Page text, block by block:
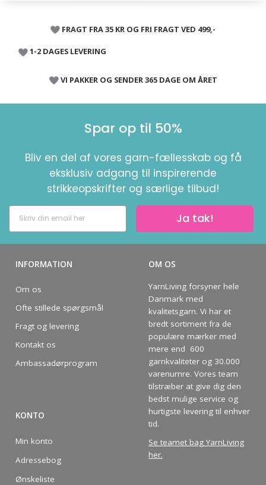
FRAGT FRA 35 KR OG FRI FRAGT VED 499,-
1-2 DAGES LEVERING
VI PAKKER OG SENDER 365 DAGE OM ÅRET
Spar op til 50%
Bliv en del af vores garn-fællesskab og få
eksklusiv adgang til inspirerende
strikkeopskrifter og særlige tilbud!
Ja tak!
INFORMATION
Om os
Ofte stillede spørgsmål
Fragt og levering
Kontakt os
Ambassadørprogram
KONTO
Min konto
Adressebog
Ønskeliste
OM OS
YarnLiving forsyner hele
Danmark med
kvalitetsgarn. Vi har et
bredt sortiment fra de
populære mærker med
mere end 600
garnkvaliteter og 30.000
varenumre. Vores team
tilstræber at give dig den
bedst mulige service og
hurtigste levering til enhver
tid.
Se teamet bag YarnLiving
her.